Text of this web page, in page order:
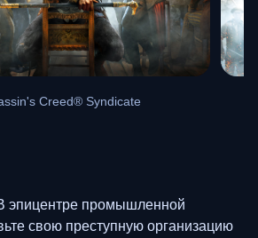
Creed® Syndicate
эпицентре промышленной
свою преступную организацию